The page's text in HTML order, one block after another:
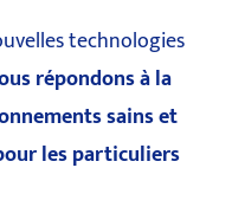
technologies
répondons à la
sains et
les particuliers